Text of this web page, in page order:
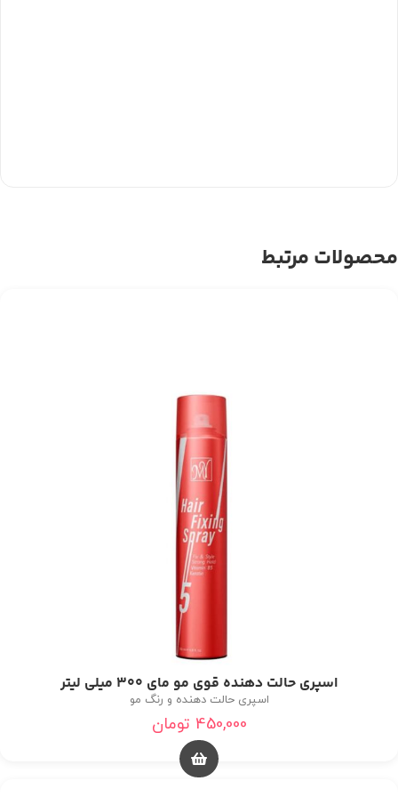
محصولات مرتبط
اسپری حالت دهنده قوی مو مای 300 میلی لیتر
اسپری حالت دهنده و رنگ مو
450,000 تومان